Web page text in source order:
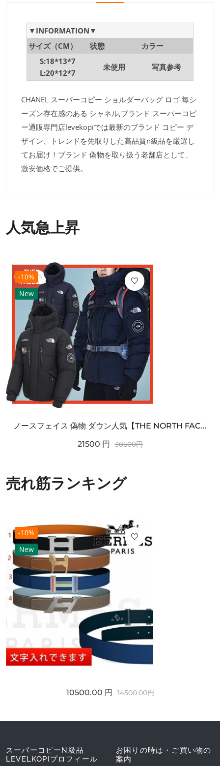
▼INFORMATION▼
サイズ（CM）
状態
カラー
S:18*13*7
L:20*12*7
未使用 写真参考
CHANEL スーパーコピー ショルダーバッグ ロゴ 毎シ
ーズン存在感のある シャネル,ブランド スーパーコピ
ー通販専門店levekopiでは最新のブランド コピー デ
ザイン、トレンドを先取りした高品質n級品を厳選し
てお届け！ブランド 偽物を取り扱う老舗店として、
激安価格でご提供。
人気急上昇
-10%
New
ノースフェイス 偽物 ダウン人気【THE NORTH FACE】M'S 7 SUMMIT HIM...
21500 円 30500円
売れ筋ランキング
-10%
New
10500.00 円 14500.00円
スーパーコピーN級品
LEVELKOPIプロフィール
お困りの時は・ご買い物の
案内